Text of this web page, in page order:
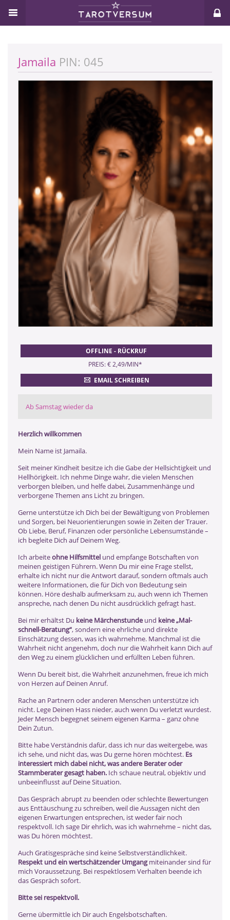
Jamaila PIN: 045
OFFLINE - RÜCKRUF
PREIS: € 2,49/MIN*
EMAIL SCHREIBEN
Ab Samstag wieder da
Herzlich willkommen
Mein Name ist Jamaila.
Seit meiner Kindheit besitze ich die Gabe der Hellsichtigkeit und
Hellhörigkeit. Ich nehme Dinge wahr, die vielen Menschen
verborgen bleiben, und helfe dabei, Zusammenhänge und
verborgene Themen ans Licht zu bringen.
Gerne unterstütze ich Dich bei der Bewältigung von Problemen
und Sorgen, bei Neuorientierungen sowie in Zeiten der Trauer.
Ob Liebe, Beruf, Finanzen oder persönliche Lebensumstände –
ich begleite Dich auf Deinem Weg.
Ich arbeiteohne Hilfsmittel und empfange Botschaften von
meinen geistigen Führern. Wenn Du mir eine Frage stellst,
erhalte ich nicht nur die Antwort darauf, sondern oftmals auch
weitere Informationen, die für Dich von Bedeutung sein
können. Höre deshalb aufmerksam zu, auch wenn ich Themen
anspreche, nach denen Du nicht ausdrücklich gefragt hast.
Bei mir erhältst Du keine Märchenstundeund keine „Mal-
schnell-Beratung“, sondern eine ehrliche und direkte
Einschätzung dessen, was ich wahrnehme. Manchmal ist die
Wahrheit nicht angenehm, doch nur die Wahrheit kann Dich auf
den Weg zu einem glücklichen und erfüllten Leben führen.
Wenn Du bereit bist, die Wahrheit anzunehmen, freue ich mich
von Herzen auf Deinen Anruf.
Rache an Partnern oder anderen Menschen unterstütze ich
nicht. Lege Deinen Hass nieder, auch wenn Du verletzt wurdest.
Jeder Mensch begegnet seinem eigenen Karma – ganz ohne
Dein Zutun.
Bitte habe Verständnis dafür, dass ich nur das weitergebe, was
ich sehe, und nicht das, was Du gerne hören möchtest. Es
interessiert mich dabei nicht, was andere Berater oder
Stammberater gesagt haben. Ich schaue neutral, objektiv und
unbeeinflusst auf Deine Situation.
Das Gespräch abrupt zu beenden oder schlechte Bewertungen
aus Enttäuschung zu schreiben, weil die Aussagen nicht den
eigenen Erwartungen entsprechen, ist weder fair noch
respektvoll. Ich sage Dir ehrlich, was ich wahrnehme – nicht das,
was Du hören möchtest.
Auch Gratisgespräche sind keine Selbstverständlichkeit.
Respekt und ein wertschätzender Umgangmiteinander sind für
mich Voraussetzung. Bei respektlosem Verhalten beende ich
das Gespräch sofort.
Bitte sei respektvoll.
Gerne übermittle ich Dir auch Engelsbotschaften.